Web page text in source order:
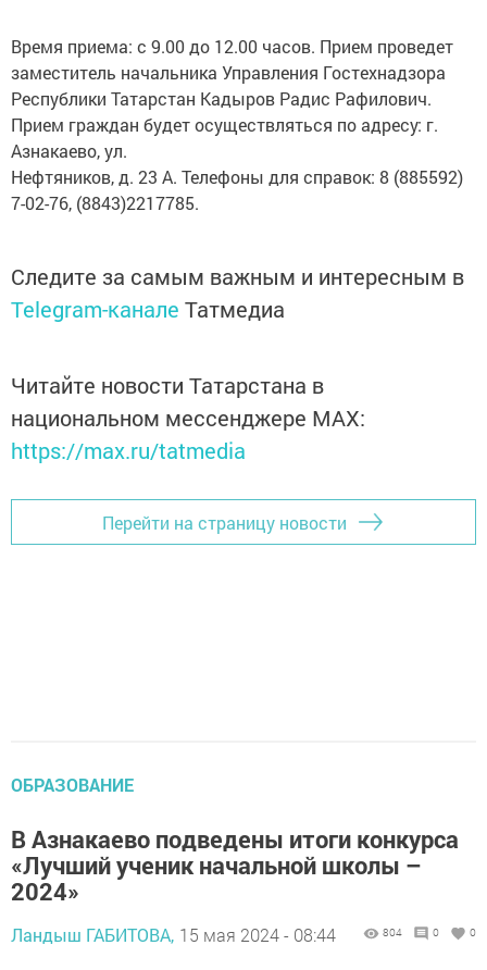
Время приема: с 9.00 до 12.00 часов. Прием проведет
заместитель начальника Управления Гостехнадзора
Республики Татарстан Кадыров Радис Рафилович.
Прием граждан будет осуществляться по адресу: г.
Азнакаево, ул.
Нефтяников, д. 23 А. Телефоны для справок: 8 (885592)
7-02-76, (8843)2217785.
Следите за самым важным и интересным в
Telegram-канале Татмедиа
Читайте новости Татарстана в
национальном мессенджере MАХ:
https://max.ru/tatmedia
Перейти на страницу новости
ОБРАЗОВАНИЕ
В Азнакаево подведены итоги конкурса
«Лучший ученик начальной школы –
2024»
Ландыш ГАБИТОВА, 15 мая 2024 - 08:44 804 0 0